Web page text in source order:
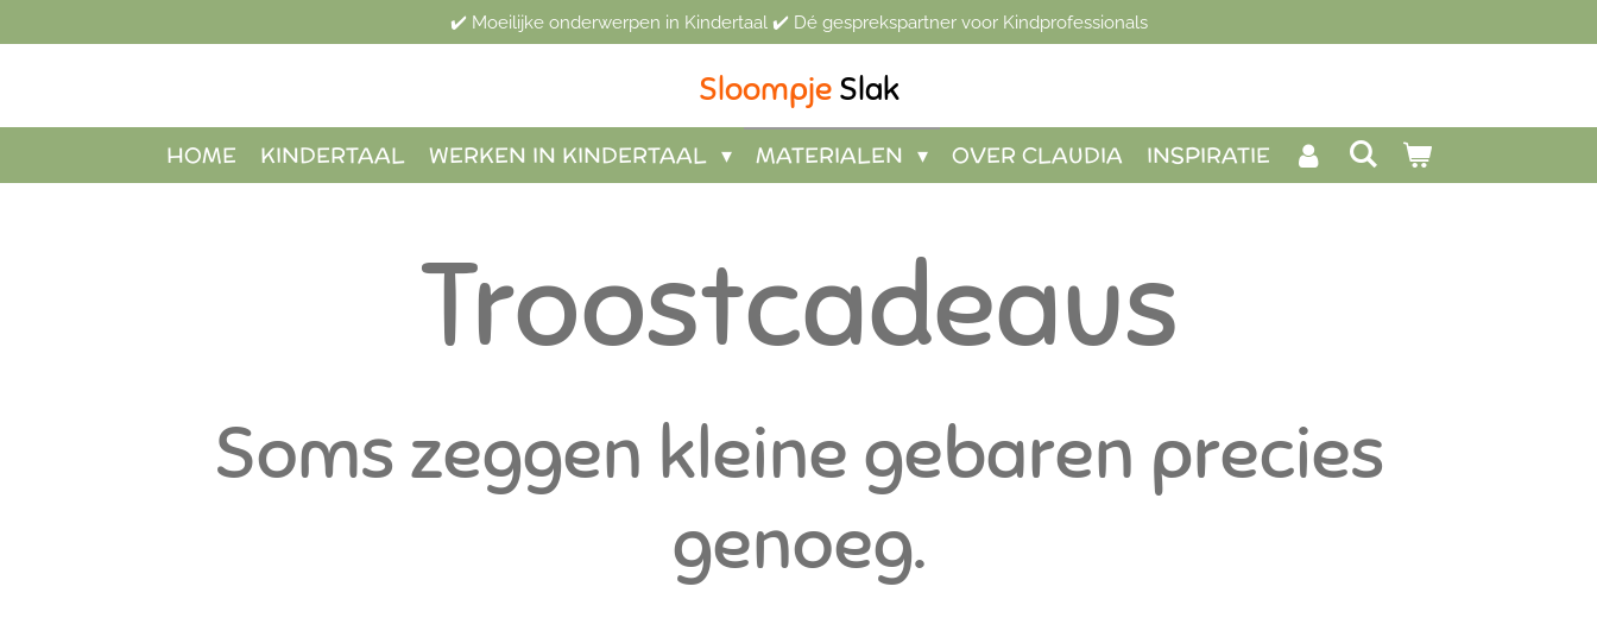
direct
hoofdinhoud
✔️ Moeilijke onderwerpen in Kindertaal ✔️ Dé gesprekspartner voor Kindprofessionals
Sloompje Slak
HOME KINDERTAAL WERKEN IN KINDERTAAL MATERIALEN OVER CLAUDIA INSPIRATIE
Troostcadeaus
Soms zeggen kleine gebaren precies
genoeg.